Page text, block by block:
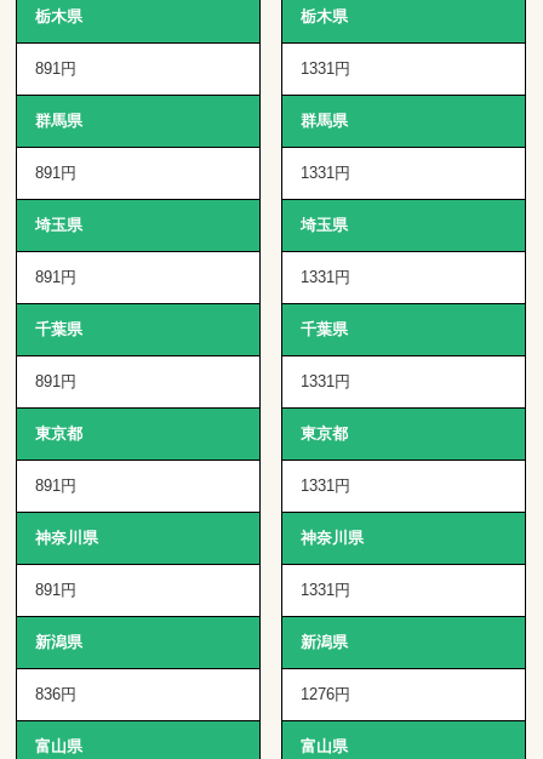
栃木県
891円
群馬県
891円
埼玉県
891円
千葉県
891円
東京都
891円
神奈川県
891円
新潟県
836円
富山県
栃木県
1331円
群馬県
1331円
埼玉県
1331円
千葉県
1331円
東京都
1331円
神奈川県
1331円
新潟県
1276円
富山県